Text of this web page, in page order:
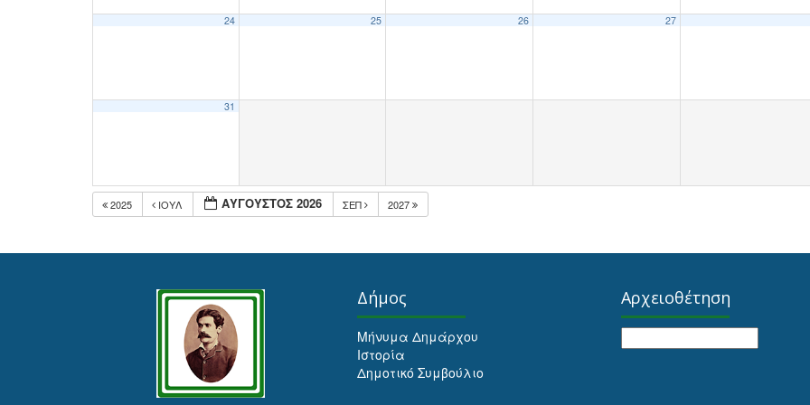
24 25 26 27
31
2025 ΙΟΎΛ ΑΎΓΟΥΣΤΟΣ 2026 ΣΕΠ 2027
Δήμος
Μήνυμα Δημάρχου
Ιστορία
Δημοτικό Συμβούλιο
Αρχειοθέτηση